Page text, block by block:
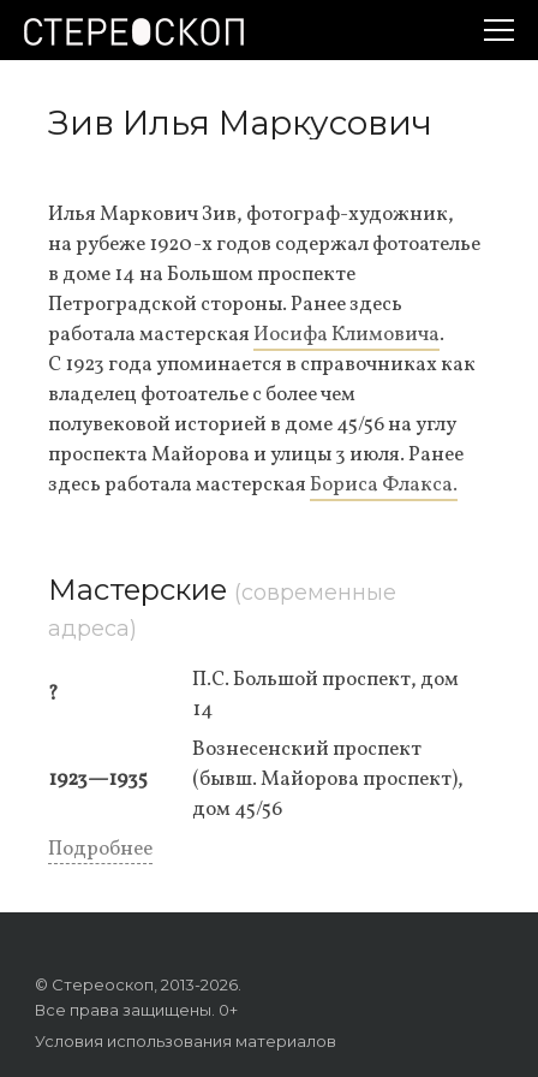
Зив Илья Маркусович
Илья Маркович Зив, фотограф-художник,
на рубеже 1920-х годов содержал фотоателье
в доме 14 на Большом проспекте
Петроградской стороны. Ранее здесь
работала мастерскаяИосифа Климовича.
С 1923 года упоминается в справочниках как
владелец фотоателье с более чем
полувековой историей в доме 45/56 на углу
проспекта Майорова и улицы 3 июля. Ранее
здесь работала мастерскаяБориса Флакса.
Мастерские (современные
адреса)
?
П.С. Большой проспект, дом
14
1923—1935
Вознесенский проспект
(бывш. Майорова проспект),
дом 45/56
Подробнее
© Стереоскоп, 2013-2026.
Все права защищены. 0+
Условия использования материалов